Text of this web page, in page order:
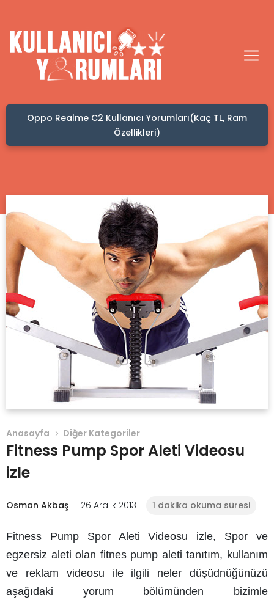
Oppo Realme C2 Kullanıcı Yorumları(Kaç TL, Ram
Özellikleri)
Anasayfa Diğer Kategoriler
Fitness Pump Spor Aleti Videosu
izle
Osman Akbaş 26 Aralık 2013 1 dakika okuma süresi
Fitness Pump Spor Aleti Videosu izle, Spor ve
egzersiz aleti olan fitnes pump aleti tanıtım, kullanım
ve reklam videosu ile ilgili neler düşüdnüğünüzü
aşağıdaki yorum bölümünden bizimle